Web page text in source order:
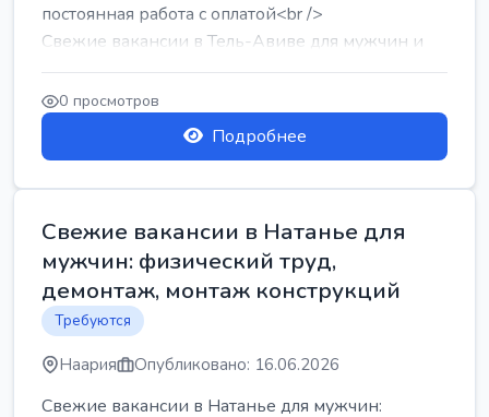
постоянная работа с оплатой<br />
Свежие вакансии в Тель-Авиве для мужчин и
женщин от хозя...
0 просмотров
Подробнее
Свежие вакансии в Натанье для
мужчин: физический труд,
демонтаж, монтаж конструкций
Требуются
Наария Опубликовано: 16.06.2026
Свежие вакансии в Натанье для мужчин: